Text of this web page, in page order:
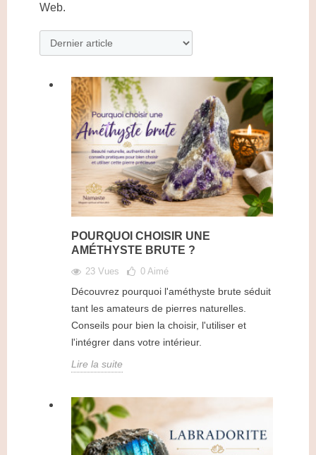
Web.
POURQUOI CHOISIR UNE
AMÉTHYSTE BRUTE ?
23 Vues 0 Aimé
Découvrez pourquoi l'améthyste brute séduit
tant les amateurs de pierres naturelles.
Conseils pour bien la choisir, l'utiliser et
l'intégrer dans votre intérieur.
Lire la suite